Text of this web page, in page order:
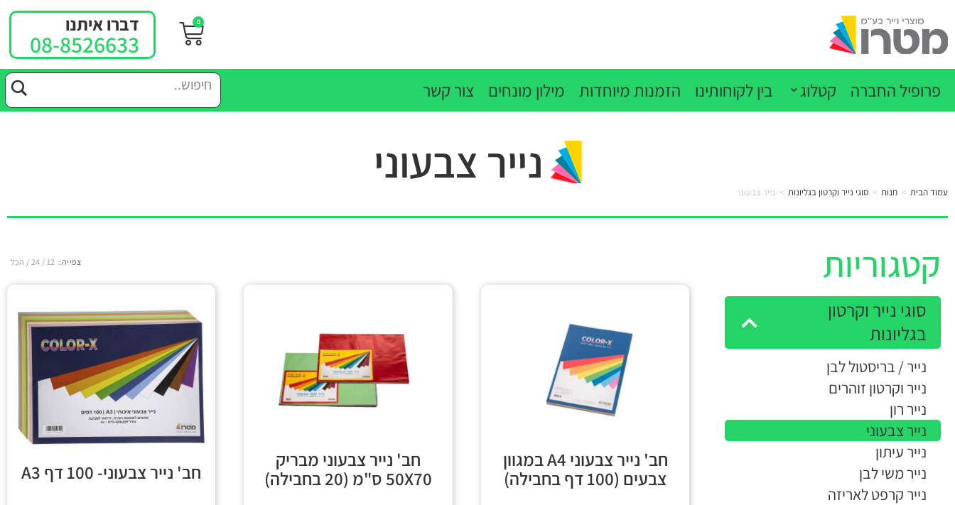
0 דברו איתנו
08-8526633
פרופיל החברה קטלוג בין לקוחותינו הזמנות מיוחדות מילון מונחים צור קשר
נייר צבעוני
עמוד הבית > חנות > סוגי נייר וקרטון בגליונות > נייר צבעוני
קטגוריות
סוגי נייר וקרטון
בגליונות
נייר / בריסטול לבן
נייר וקרטון זוהרים
נייר רון
נייר צבעוני
נייר עיתון
נייר משי לבן
נייר קרפט לאריזה
צפייה: 12
24 הכל
חב' נייר צבעוני A4 במגוון
צבעים (100 דף בחבילה)
חב' נייר צבעוני מבריק
50X70 ס"מ (20 בחבילה)
חב' נייר צבעוני- 100 דף A3